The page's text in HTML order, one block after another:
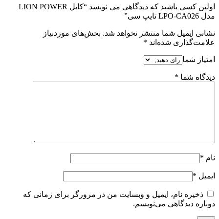
اولین کسی باشید که دیدگاهی می نویسد “کابل LION POWER
مدل LPO-CA026 تایپ سی”
نشانی ایمیل شما منتشر نخواهد شد. بخش‌های موردنیاز
علامت‌گذاری شده‌اند *
امتیاز شما
دیدگاه شما *
نام *
ایمیل *
ذخیره نام، ایمیل و وبسایت من در مرورگر برای زمانی که
دوباره دیدگاهی می‌نویسم.